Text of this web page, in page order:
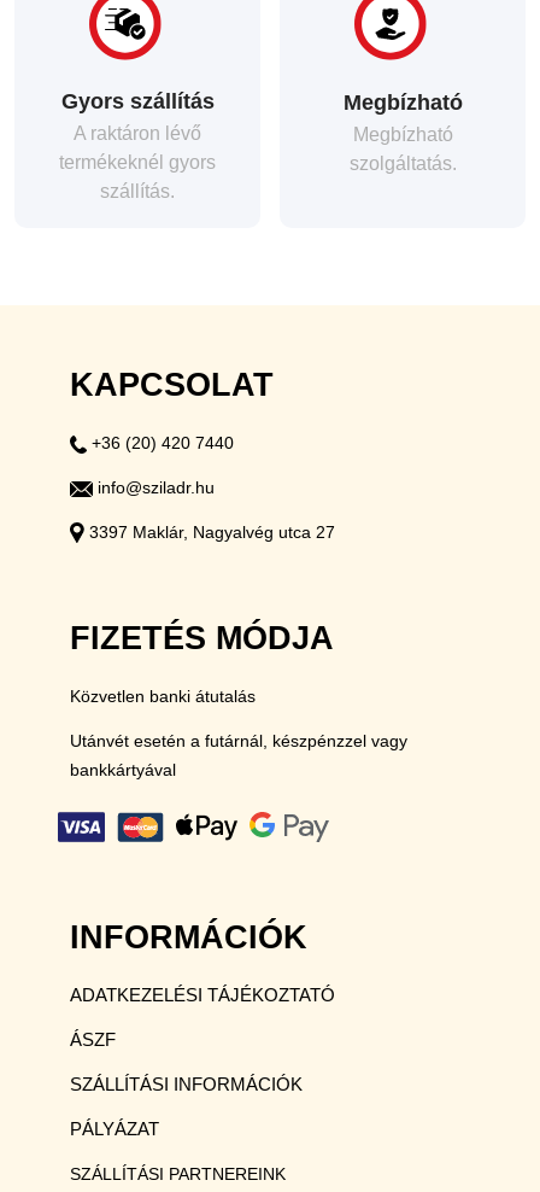
Gyors szállítás
A raktáron lévő
termékeknél gyors
szállítás.
Megbízható
Megbízható
szolgáltatás.
KAPCSOLAT
+36 (20) 420 7440
info@sziladr.hu
3397 Maklár, Nagyalvég utca 27
FIZETÉS MÓDJA
Közvetlen banki átutalás
Utánvét esetén a futárnál, készpénzzel vagy
bankkártyával
INFORMÁCIÓK
ADATKEZELÉSI TÁJÉKOZTATÓ
ÁSZF
SZÁLLÍTÁSI INFORMÁCIÓK
PÁLYÁZAT
SZÁLLÍTÁSI PARTNEREINK